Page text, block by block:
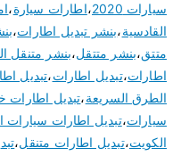
سيارات 2020
،اطارات سيارة،
القادسية،بنشر تبديل اطارات،
متتق،بنشر متتقل،بنشر متنقل
اطارات،تبديل اطارات،تبديل
الطرق السريعة،تبديل
سيارات،تبديل اطارات سيارات
الكويت،تبديل اطارات متنقل،